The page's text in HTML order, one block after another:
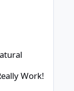
Work!